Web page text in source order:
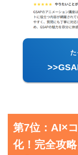
た
第7位：AI×
化！完全攻